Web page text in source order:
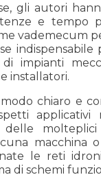
gli autori
e tempo
vademecum
di impianti
installatori.
chiaro e
applicativi
delle
macchina
le reti
di schemi